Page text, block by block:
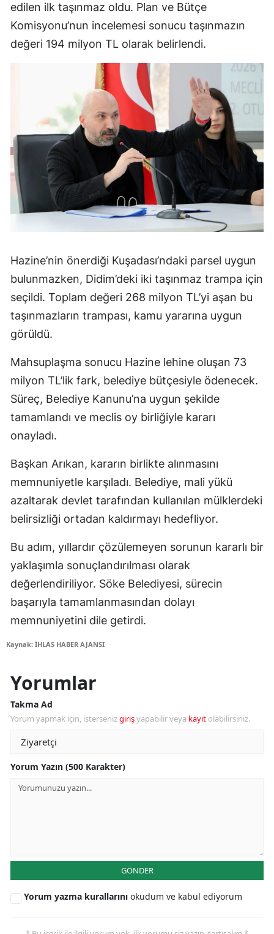
edilen ilk taşınmaz oldu. Plan ve Bütçe
Komisyonu’nun incelemesi sonucu taşınmazın
değeri 194 milyon TL olarak belirlendi.
Hazine’nin önerdiği Kuşadası’ndaki parsel uygun
bulunmazken, Didim’deki iki taşınmaz trampa için
seçildi. Toplam değeri 268 milyon TL’yi aşan bu
taşınmazların trampası, kamu yararına uygun
görüldü.
Mahsuplaşma sonucu Hazine lehine oluşan 73
milyon TL’lik fark, belediye bütçesiyle ödenecek.
Süreç, Belediye Kanunu’na uygun şekilde
tamamlandı ve meclis oy birliğiyle kararı
onayladı.
Başkan Arıkan, kararın birlikte alınmasını
memnuniyetle karşıladı. Belediye, mali yükü
azaltarak devlet tarafından kullanılan mülklerdeki
belirsizliği ortadan kaldırmayı hedefliyor.
Bu adım, yıllardır çözülemeyen sorunun kararlı bir
yaklaşımla sonuçlandırılması olarak
değerlendiriliyor. Söke Belediyesi, sürecin
başarıyla tamamlanmasından dolayı
memnuniyetini dile getirdi.
Kaynak: İHLAS HABER AJANSI
Yorumlar
Takma Ad
Yorum yapmak için, istersenizgirişyapabilir veya kayıt olabilirsiniz.
Yorum Yazın (500 Karakter)
GÖNDER
Yorum yazma kurallarını okudum ve kabul ediyorum